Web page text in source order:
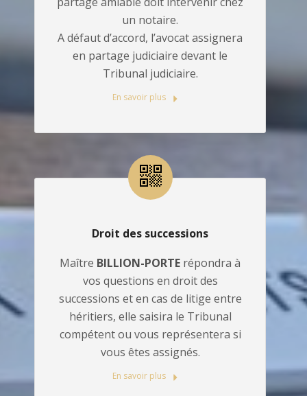
un notaire.
A défaut d’accord, l’avocat assignera
en partage judiciaire devant le
Tribunal judiciaire.
En savoir plus
Droit des successions
Maître BILLION-PORTE répondra à
vos questions en droit des
successions et en cas de litige entre
héritiers, elle saisira le Tribunal
compétent ou vous représentera si
vous êtes assignés.
En savoir plus